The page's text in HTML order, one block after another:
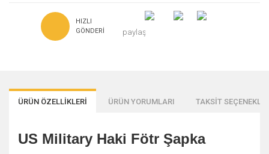
HIZLI
GÖNDERI
paylaş
ÜRÜN ÖZELLİKLERİ ÜRÜN YORUMLARI TAKSİT
US Military Haki Fötr Şapka